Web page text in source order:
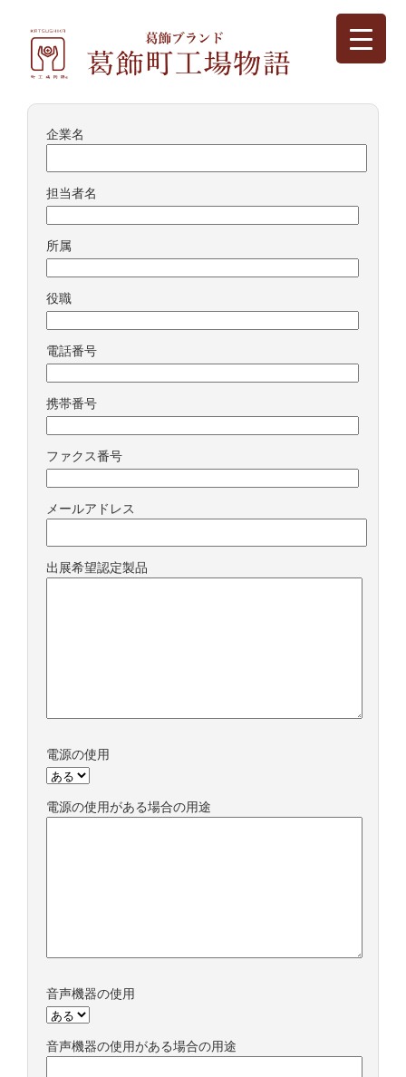
企業名
担当者名
所属
役職
電話番号
携帯番号
ファクス番号
メールアドレス
出展希望認定製品
電源の使用
電源の使用がある場合の用途
音声機器の使用
音声機器の使用がある場合の用途